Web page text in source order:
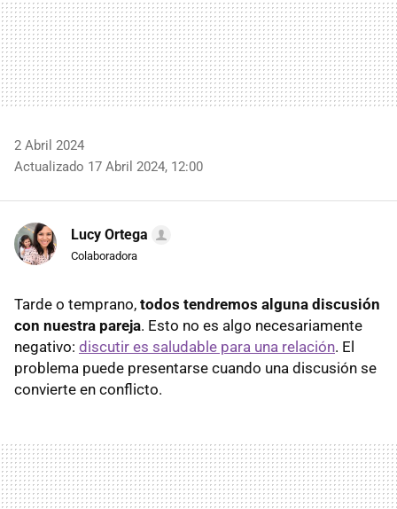
2 Abril 2024
Actualizado 17 Abril 2024, 12:00
Lucy Ortega
Colaboradora
Tarde o temprano, todos tendremos alguna discusión
con nuestra pareja. Esto no es algo necesariamente
negativo: discutir es saludable para una relación. El
problema puede presentarse cuando una discusión se
convierte en conflicto.